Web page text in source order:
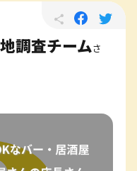
調査チームさ